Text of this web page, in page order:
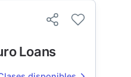
Loans